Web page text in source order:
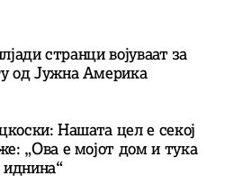
странци војуваат за
од Јужна Америка
Нашата цел е секој
„Ова е мојот дом и тука
иднина“